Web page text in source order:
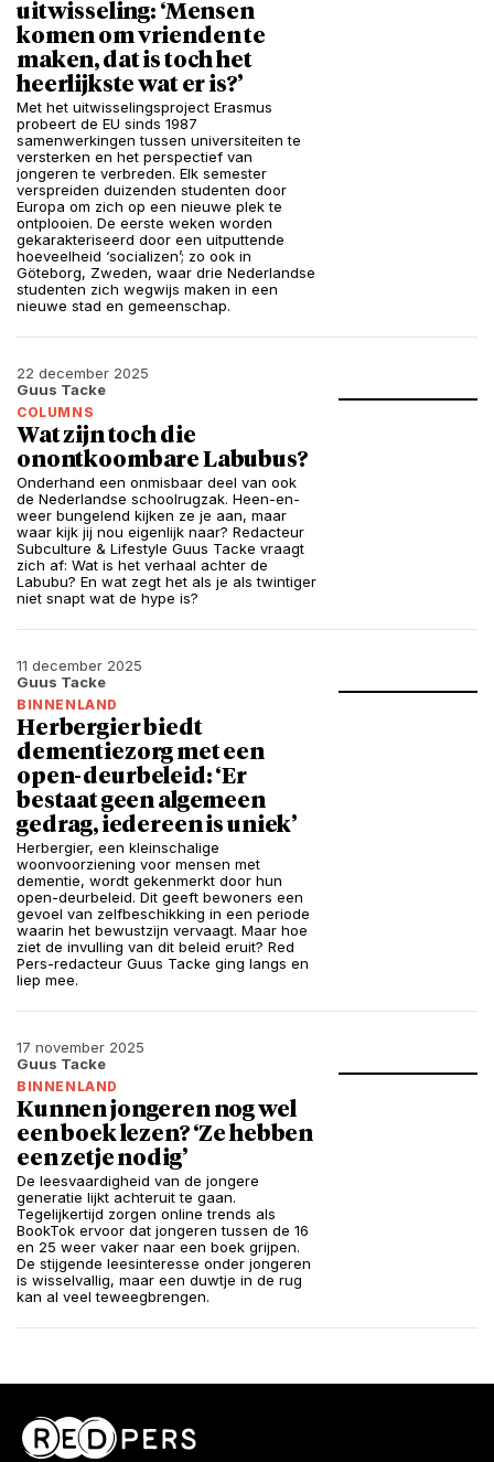
uitwisseling: ‘Mensen
komen om vrienden te
maken, dat is toch het
heerlijkste wat er is?’
Met het uitwisselingsproject Erasmus
probeert de EU sinds 1987
samenwerkingen tussen universiteiten te
versterken en het perspectief van
jongeren te verbreden. Elk semester
verspreiden duizenden studenten door
Europa om zich op een nieuwe plek te
ontplooien. De eerste weken worden
gekarakteriseerd door een uitputtende
hoeveelheid ‘socializen’; zo ook in
Göteborg, Zweden, waar drie Nederlandse
studenten zich wegwijs maken in een
nieuwe stad en gemeenschap.
22 december 2025
Guus Tacke
COLUMNS
Wat zijn toch die
onontkoombare Labubus?
Onderhand een onmisbaar deel van ook
de Nederlandse schoolrugzak. Heen-en-
weer bungelend kijken ze je aan, maar
waar kijk jij nou eigenlijk naar? Redacteur
Subculture & Lifestyle Guus Tacke vraagt
zich af: Wat is het verhaal achter de
Labubu? En wat zegt het als je als twintiger
niet snapt wat de hype is?
11 december 2025
Guus Tacke
BINNENLAND
Herbergier biedt
dementiezorg met een
open-deurbeleid: ‘Er
bestaat geen algemeen
gedrag, iedereen is uniek’
Herbergier, een kleinschalige
woonvoorziening voor mensen met
dementie, wordt gekenmerkt door hun
open-deurbeleid. Dit geeft bewoners een
gevoel van zelfbeschikking in een periode
waarin het bewustzijn vervaagt. Maar hoe
ziet de invulling van dit beleid eruit? Red
Pers-redacteur Guus Tacke ging langs en
liep mee.
17 november 2025
Guus Tacke
BINNENLAND
Kunnen jongeren nog wel
een boek lezen? ‘Ze hebben
een zetje nodig’
De leesvaardigheid van de jongere
generatie lijkt achteruit te gaan.
Tegelijkertijd zorgen online trends als
BookTok ervoor dat jongeren tussen de 16
en 25 weer vaker naar een boek grijpen.
De stijgende leesinteresse onder jongeren
is wisselvallig, maar een duwtje in de rug
kan al veel teweegbrengen.